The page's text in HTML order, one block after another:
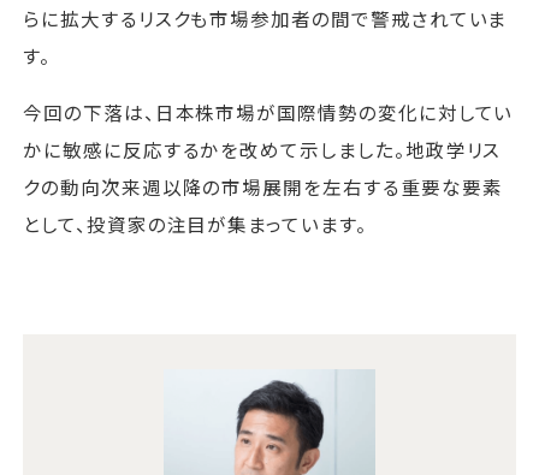
らに拡大するリスクも市場参加者の間で警戒されていま
す。
今回の下落は、日本株市場が国際情勢の変化に対してい
かに敏感に反応するかを改めて示しました。地政学リス
クの動向次来週以降の市場展開を左右する重要な要素
として、投資家の注目が集まっています。